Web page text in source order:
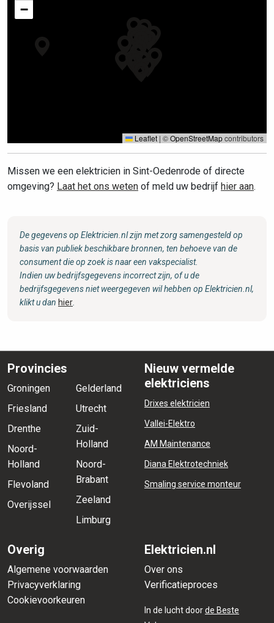
−
Leaflet | ©OpenStreetMapcontributors
Missen we een elektricien in Sint-Oedenrode of directe
omgeving? Laat het ons weten of meld uw bedrijf hier aan.
De gegevens op Elektricien.nl zijn met zorg samengesteld op
basis van publiek beschikbare bronnen, ten behoeve van de
consument die op zoek is naar een vakspecialist.
Indien uw bedrijfsgegevens incorrect zijn, of u de
bedrijfsgegevens niet weergegeven wil hebben op Elektricien.nl,
klikt u dan hier
Provincies
Groningen
Friesland
Drenthe
Noord-
Holland
Flevoland
Overijssel
Gelderland
Utrecht
Zuid-
Holland
Noord-
Brabant
Zeeland
Limburg
Nieuw vermelde
elektriciens
Drixes elektricien
Vallei-Elektro
AM Maintenance
Diana Elektrotechniek
Smaling service monteur
Overig
Algemene voorwaarden
Privacyverklaring
Cookievoorkeuren
Elektricien.nl
Over ons
Verificatieproces
In de lucht doorde Beste